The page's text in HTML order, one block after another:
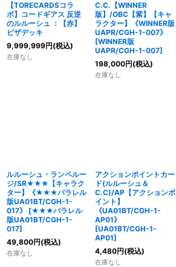
【TORECARDSコラ
ボ】コードギアス 反逆
のルルーシュ ：【赤】
ピザデッキ
9,999,999円(税込)
在庫なし
C.C.【WINNER
版】/OBC【紫】【キャ
ラクター】《WINNER版
UAPR/CGH-1-007》
[WINNER版
UAPR/CGH-1-007]
198,000円(税込)
在庫なし
ルルーシュ・ランペルー
ジ/SR★★★【キャラク
ター】《★★★パラレル
版UA01BT/CGH-1-
017》
[★★★パラレル
版UA01BT/CGH-1-
017]
49,800円(税込)
在庫なし
アクションポイントカー
ド(ルルーシュ＆
C.C)/AP【アクションポ
イント】
《UA01BT/CGH-1-
AP01》
[UA01BT/CGH-1-
AP01]
4,480円(税込)
在庫なし